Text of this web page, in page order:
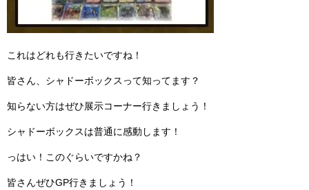
これはどれも行きたいですね！
皆さん、シャドーボックスって知ってます？
知らない方はぜひ展示コーナー行きましょう！
シャドーボックスは普通に感動します！
っはい！このぐらいですかね？
皆さんぜひGP行きましょう！